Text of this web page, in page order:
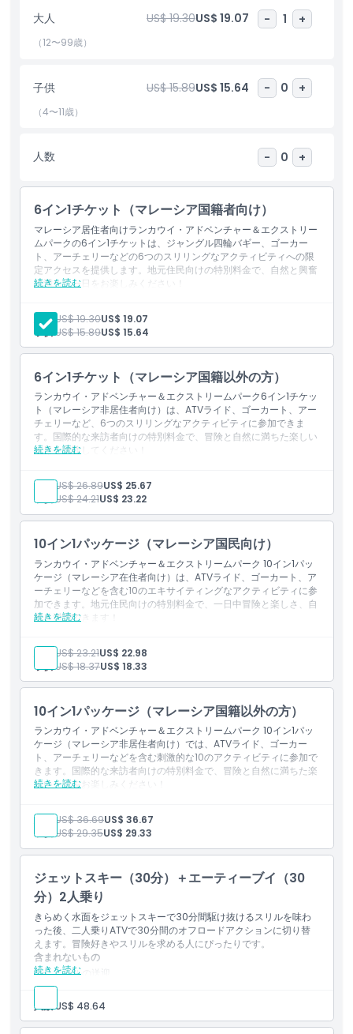
ランカウィの息をのむ自然美に囲まれたこのアドベンチャーパーク
は、景色の良いトレイル、新鮮な空気、そして思い出に残る一日を
求めるアウトドア愛好者に最適です。心臓が高鳴るスリルを求める
Langkawi Adventure & Xtreme Parkはランカウィで忘れられな
いアウトドアアクティビティと自然の冒険の定番スポットです。
含まれるもの
子供／大人ポリシー
除外事項
営業時間
注意事項
場所
行き方
キャンセルポリシー
大人 US$ 19.30US$ 19.07 - 1 +
（12〜99歳）
子供 US$ 15.89US$ 15.64 - 0 +
（4〜11歳）
人数 - 0 +
6イン1チケット（マレーシア国籍者向け）
マレーシア居住者向けランカウイ・アドベンチャー＆エクストリー
ムパークの6イン1チケットは、ジャングル四輪バギー、ゴーカー
ト、アーチェリーなどの6つのスリリングなアクティビティへの限
定アクセスを提供します。地元住民向けの特別料金で、自然と興奮
に満ちた一日をお楽しみください！
続きを読む
ジャングル四輪バギー乗車：30分（2人乗り）
屋内ゴーカート：1人乗り（5周）
スカイバイク体験：10分（片道）
乗馬公園の見学と餌やり：1名
7Dシネマモーション：10分（1作品）
知っておくべきこと
ATV乗車: 最大参加者体重は150 kg。
スカイバイクアドベンチャー: 最大参加者体重は90 kg、最低
身長は140 cm。
ATV乗車 & 屋内ゴーカート（運転者の場合）: 最低年齢は12歳
大人: US$ 19.30US$ 19.07
子供: US$ 15.89US$ 15.64
6イン1チケット（マレーシア国籍以外の方）
ランカウイ・アドベンチャー＆エクストリームパーク6イン1チケッ
ト（マレーシア非居住者向け）は、ATVライド、ゴーカート、アー
チェリーなど、6つのスリリングなアクティビティに参加できま
す。国際的な来訪者向けの特別料金で、冒険と自然に満ちた楽しい
一日を体験してください！
続きを読む
ATVジャングルライド: 30分（二人乗りATV）
屋内ゴーカート: 一人乗り（5周）
スカイバイクアドベンチャー: 10分（片道）
馬の公園訪問と餌やり: 1名
7Dシネマモーション: 10分（1作品）
事前に知っておくべきこと
ATVライド：最大体重は150 kg。
スカイバイクアドベンチャー：最大体重は90 kg、最低身長は
140 cm。
ATVライド & 屋内ゴーカート（ライダーとして）：最低年齢
す。
大人: US$ 26.89US$ 25.67
子供: US$ 24.21US$ 23.22
10イン1パッケージ（マレーシア国民向け）
ランカウイ・アドベンチャー＆エクストリームパーク 10イン1パッ
ケージ（マレーシア在住者向け）は、ATVライド、ゴーカート、ア
ーチェリーなどを含む10のエキサイティングなアクティビティに参
加できます。地元住民向けの特別料金で、一日中冒険と楽しさ、自
然を満喫できます！
続きを読む
ATVジャングルライド（2名乗り：20分）
屋内ゴーカート（1人乗り：10分）
7Dシネマ（1作品：10分）
スカイバイクアドベンチャー（15分）
逆さまミニミュージアム（20分）
お化け屋敷（10分）
ペイントボールターゲット射撃（20パレット）
アーチェリー・ターゲット射撃（矢10本）
馬公園の見学と餌やり（入場1回）
知っておくべきこと
要があります
大人: US$ 23.21US$ 22.98
子供:US$ 18.37US$ 18.33
10イン1パッケージ（マレーシア国籍以外の方）
ランカウイ・アドベンチャー＆エクストリームパーク 10イン1パッ
ケージ（マレーシア非居住者向け）では、ATVライド、ゴーカー
ト、アーチェリーなどを含む刺激的な10のアクティビティに参加で
きます。国際的な来訪者向けの特別料金で、冒険と自然に満ちた楽
しい一日をお楽しみください！
続きを読む
ATVジャングルライド（2人乗り - 20分）
屋内ゴーカート（1人乗り - 10分）
7Dシネマ（1本、10分）
スカイバイクアドベンチャー（15分）
逆さまミニミュージアム（20分）
ゴーストハウス（10分）
ペイントボール標的射撃（20パレット）
アーチェリー標的射撃（矢10本）
ホースパーク訪問＆餌やり（1回入場）
ご注意事項
ATVアドベンチャーの参加年齢は12〜65歳です
大人: US$ 36.69US$ 36.67
子供: US$ 29.35US$ 29.33
ジェットスキー（30分）＋エーティーブイ（30
分）2人乗り
きらめく水面をジェットスキーで30分間駆け抜けるスリルを味わ
った後、二人乗りATVで30分間のオフロードアクションに切り替
えます。冒険好きやスリルを求める人にぴったりです。
続きを読む
含まれないもの
ホテルの送迎
宿泊
食事・飲み物
その他の個人的費用
保険
人数:US$ 48.64